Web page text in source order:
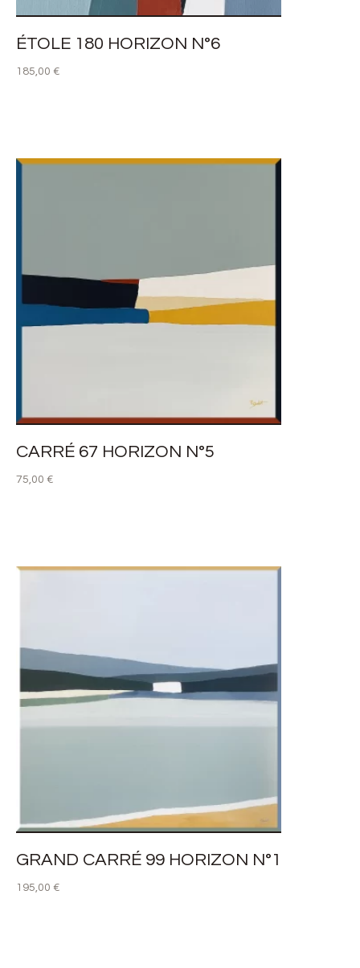
ÉTOLE 180 HORIZON N°6
185,00 €
CARRÉ 67 HORIZON N°5
75,00 €
GRAND CARRÉ 99 HORIZON N°1
195,00 €